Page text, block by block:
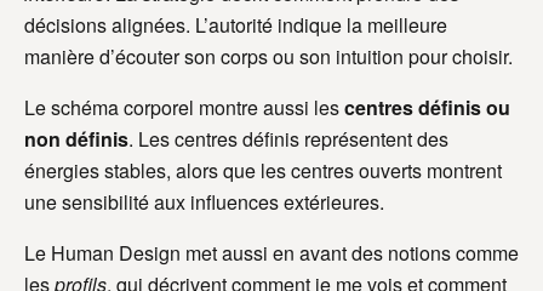
décisions alignées. L’autorité indique la meilleure
manière d’écouter son corps ou son intuition pour choisir.
Le schéma corporel montre aussi lescentres définis ou
non définis. Les centres définis représentent des
énergies stables, alors que les centres ouverts montrent
une sensibilité aux influences extérieures.
Le Human Design met aussi en avant des notions comme
lesprofils, qui décrivent comment je me vois et comment